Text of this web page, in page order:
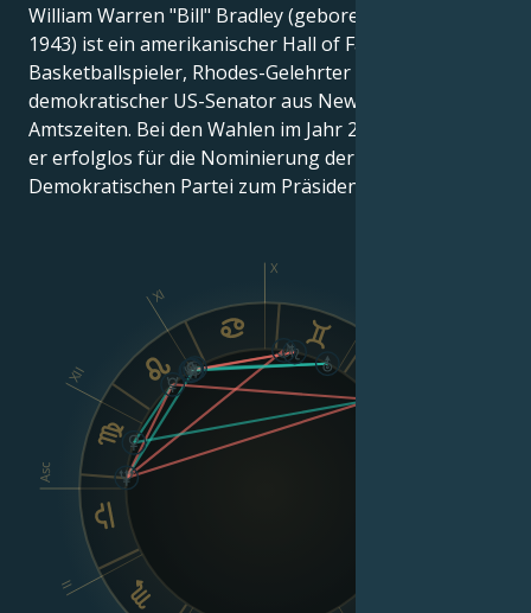
William Warren "Bill" Bradley (geboren am 28. Juli
1943) ist ein amerikanischer Hall of Fame-
Basketballspieler, Rhodes-Gelehrter und ehemaliger
demokratischer US-Senator aus New Jersey mit drei
Amtszeiten. Bei den Wahlen im Jahr 2000 kandidierte
er erfolglos für die Nominierung der
Demokratischen Partei zum Präsidenten.
Asc
II
X
XI
XII